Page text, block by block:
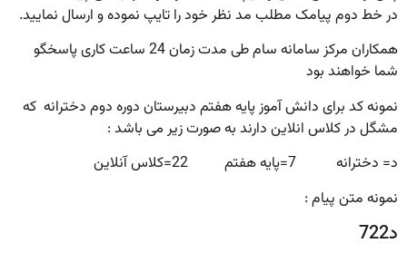
در خط دوم پیامک مطلب مد نظر خود را تایپ نموده و ارسال نمایید.
همکاران مرکز سامانه سام طی مدت زمان 24 ساعت کاری پاسخگو
شما خواهند بود
نمونه کد برای دانش آموز پایه هفتم دبیرستان دوره دوم دخترانه که
مشگل در کلاس انلاین دارند به صورت زیر می باشد :
د= دخترانه 7=پایه هفتم 22=کلاس آنلاین
نمونه متن پیام :
د722